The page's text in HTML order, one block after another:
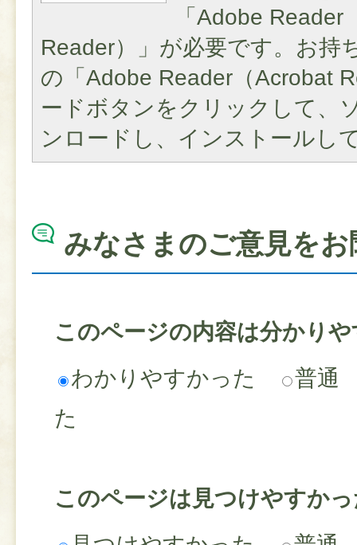
「Adobe Reader
Reader）」が必要です。お持
の「Adobe Reader（Acrobat
ードボタンをクリックして、
ンロードし、インストールし
みなさまのご意見を
このページの内容は分かり
わかりやすかった
普通
た
このページは見つけやすか